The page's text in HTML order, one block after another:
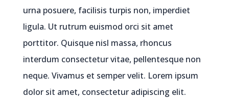
urna posuere, facilisis turpis non, imperdiet
ligula. Ut rutrum euismod orci sit amet
porttitor. Quisque nisl massa, rhoncus
interdum consectetur vitae, pellentesque non
neque. Vivamus et semper velit. Lorem ipsum
dolor sit amet, consectetur adipiscing elit.